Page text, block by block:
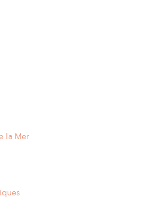
la Mer